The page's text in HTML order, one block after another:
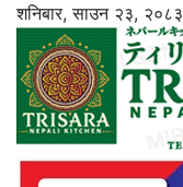
Skip
content
शनिबार, साउन २३, २०८३